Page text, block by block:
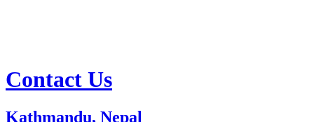
Contact Us
Kathmandu, Nepal